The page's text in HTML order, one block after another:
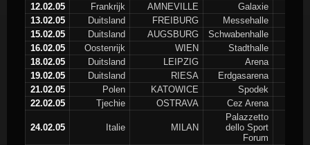
12.02.05
Frankrijk AMNEVILLE
Galaxie
13.02.05
Duitsland FREIBURG
Messehalle
15.02.05
Duitsland AUGSBURG
Schwabenhalle
16.02.05
Oostenrijk WIEN
Stadthalle
18.02.05
Duitsland LEIPZIG
Arena
19.02.05
Duitsland RIESA
Erdgasarena
21.02.05
Polen KATOWICE
Spodek
22.02.05
Tjechie OSTRAVA Cez Arena
24.02.05 Italie MILAN
Palazzetto
dello Sport
Forum